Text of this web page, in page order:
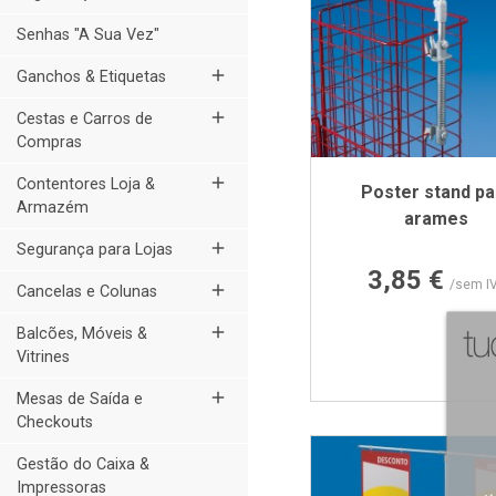
Senhas "A Sua Vez"
Ganchos & Etiquetas add
Cestas e Carros de
Compras
add
Contentores Loja &
Armazém
add
Segurança para Lojas add
Cancelas e Colunas add
Balcões, Móveis &
Vitrines
add
Mesas de Saída e
Checkouts
add
Gestão do Caixa &
Impressoras
Poster stand
arames
Preço
3,85 € /sem